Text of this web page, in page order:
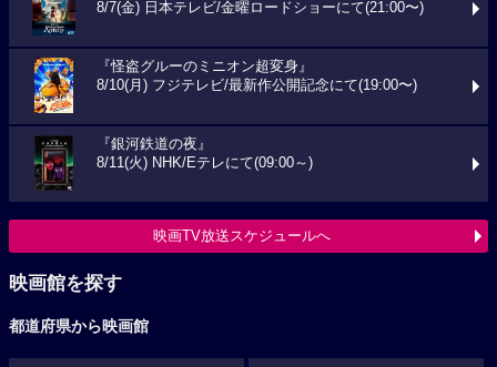
8/7(金) 日本テレビ/金曜ロードショーにて(21:00〜)
『怪盗グルーのミニオン超変身』
8/10(月) フジテレビ/最新作公開記念にて(19:00〜)
『銀河鉄道の夜』
8/11(火) NHK/Eテレにて(09:00～)
映画TV放送スケジュールへ
映画館を探す
都道府県から映画館